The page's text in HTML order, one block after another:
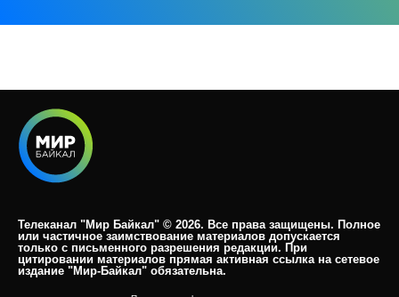
Телеканал "Мир Байкал" © 2026. Все права защищены. Полное
или частичное заимствование материалов допускается
только с письменного разрешения редакции. При
цитировании материалов прямая активная ссылка на сетевое
издание "Мир-Байкал" обязательна.​